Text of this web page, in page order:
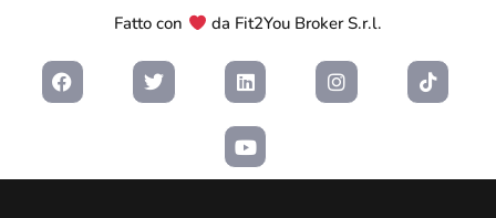
Fatto con da Fit2You Broker S.r.l.